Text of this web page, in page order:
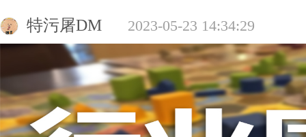
特污屠DM 2023-05-23 14:34:29